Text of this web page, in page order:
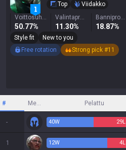
Top
Viidakko
Voittosuhde
50.77%
Valintaprosentti
11.30%
Banniprosentti
18.87%
Style fit
New to you
Free rotation
Strong pick #11
# Mestari Pelattu
- 40W 29L
1 12W 4L